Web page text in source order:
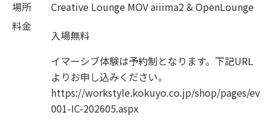
場所
Creative Lounge MOV aiiima2 & OpenLounge
料金
入場無料
イマーシブ体験は予約制となります。下記URL
よりお申し込みください。
https://workstyle.kokuyo.co.jp/shop/pages/ev
001-IC-202605.aspx